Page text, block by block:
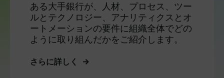
ある大手銀行が、人材、プロセス、ツー
ルとテクノロジー、アナリティクスとオ
ートメーションの要件に組織全体でどの
ように取り組んだかをご紹介します。
さらに詳しく